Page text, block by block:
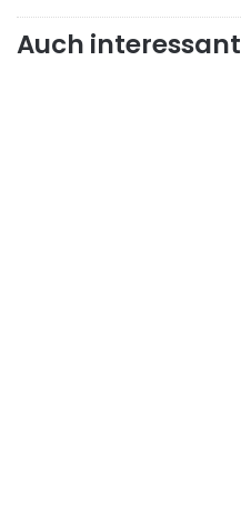
Auch interessant